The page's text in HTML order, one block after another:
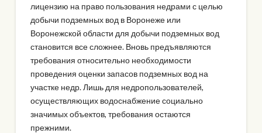
лицензию на право пользования недрами с целью
добычи подземных вод в Воронеже или
Воронежской области для добычи подземных вод
становится все сложнее. Вновь предъявляются
требования относительно необходимости
проведения оценки запасов подземных вод на
участке недр. Лишь для недропользователей,
осуществляющих водоснабжение социально
значимых объектов, требования остаются
прежними.